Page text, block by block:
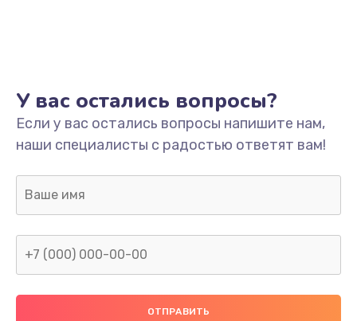
У вас остались вопросы?
Если у вас остались вопросы напишите нам,
наши специалисты с радостью ответят вам!